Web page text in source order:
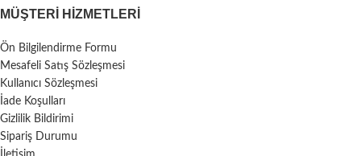
MÜŞTERI HIZMETLERI
Ön Bilgilendirme Formu
Mesafeli Satış Sözleşmesi
Kullanıcı Sözleşmesi
İade Koşulları
Gizlilik Bildirimi
Sipariş Durumu